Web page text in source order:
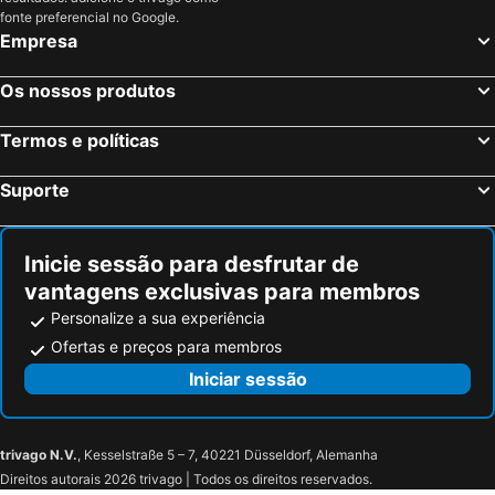
Albi, Médios Pirinéus Hotéis
Nice, Provença-Alpes-Costa Azul Hotéis
Estrasburgo, Alsácia Hotéis
Bordéus, Aquitânia Hotéis
Colmar, Alsácia Hotéis
fonte preferencial no Google.
Empresa
Os nossos produtos
Termos e políticas
Suporte
Inicie sessão para desfrutar de
vantagens exclusivas para membros
Personalize a sua experiência
Ofertas e preços para membros
Iniciar sessão
trivago N.V., Kesselstraße 5 – 7, 40221 Düsseldorf, Alemanha
Direitos autorais 2026 trivago | Todos os direitos reservados.